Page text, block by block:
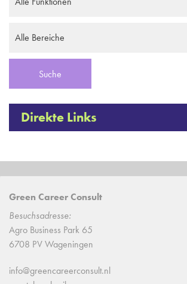
Direkte Links
Green Career Consult
Besuchsadresse:
Agro Business Park 65
6708 PV Wageningen
info@greencareerconsult.nl